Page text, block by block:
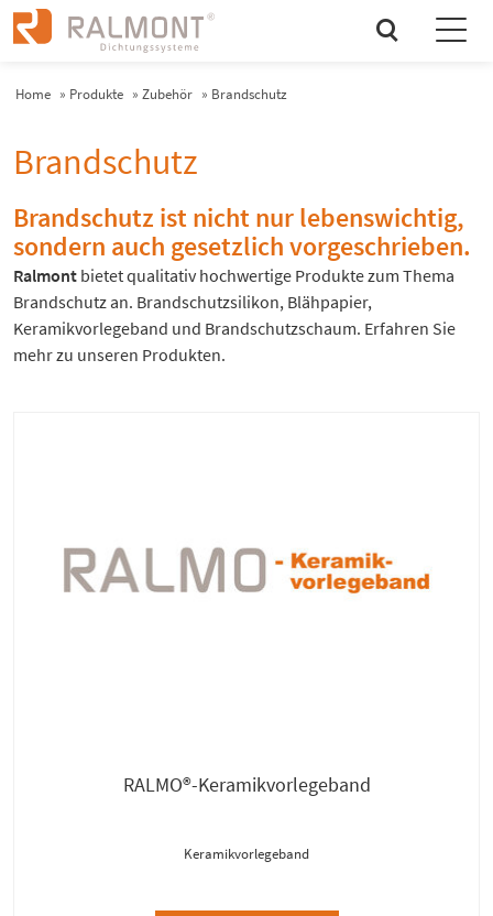
search
Home » Produkte » Zubehör » Brandschutz
Brandschutz
Brandschutz ist nicht nur lebenswichtig,
sondern auch gesetzlich vorgeschrieben.
Ralmont bietet qualitativ hochwertige Produkte zum Thema
Brandschutz an. Brandschutzsilikon, Blähpapier,
Keramikvorlegeband und Brandschutzschaum. Erfahren Sie
mehr zu unseren Produkten.
RALMO®-Keramikvorlegeband
Keramikvorlegeband